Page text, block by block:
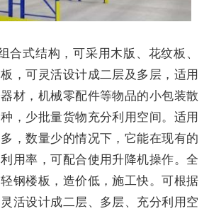
合式结构，可采用木版、花纹板、
，可灵活设计成二层及多层，适用
材，机械零配件等物品的小包装散
，少批量货物充分利用空间。适用
，数量少的情况下，它能在现有的
用率，可配合使用升降机操作。全
钢楼板，造价低，施工快。可根据
活设计成二层、多层、充分利用空